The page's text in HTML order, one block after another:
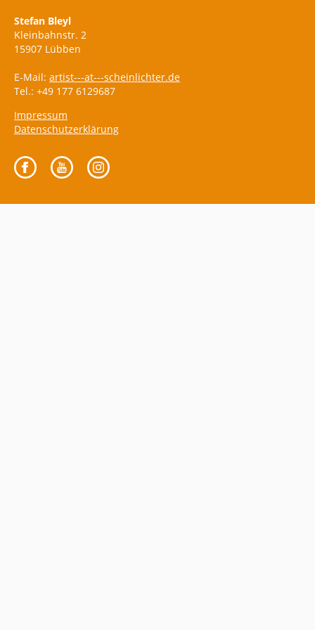
Stefan Bleyl
Kleinbahnstr. 2
15907 Lübben
E-Mail: artist---at---scheinlichter.de
Tel.: +49 177 6129687
Impressum
Datenschutzerklärung